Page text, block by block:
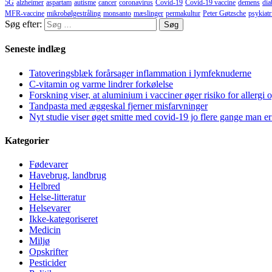
5G alzheimer aspartam autisme cancer coronavirus Covid-19 Covid-19 vaccine demens
MFR-vaccine mikrobølgestråling monsanto mæslinger permakultur Peter Gøtzsche
Søg efter:
Seneste indlæg
Tatoveringsblæk forårsager inflammation i lymfeknuderne
C-vitamin og varme lindrer forkølelse
Forskning viser, at aluminium i vacciner øger risiko for allergi
Tandpasta med æggeskal fjerner misfarvninger
Nyt studie viser øget smitte med covid-19 jo flere gange man
Kategorier
Fødevarer
Havebrug, landbrug
Helbred
Helse-litteratur
Helsevarer
Ikke-kategoriseret
Medicin
Miljø
Opskrifter
Pesticider